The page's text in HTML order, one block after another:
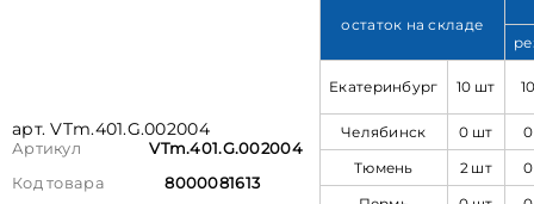
арт. VTm.401.G.002004
Артикул
VTm.401.G.002004
Код товара
8000081613
остаток на складе
Екатеринбург 10 шт
Челябинск 0 шт
Тюмень
2 шт